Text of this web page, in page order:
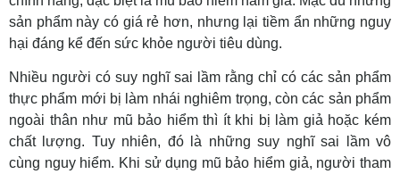
sản phẩm này có giá rẻ hơn, nhưng lại tiềm ẩn những nguy
hại đáng kể đến sức khỏe người tiêu dùng.
Nhiều người có suy nghĩ sai lầm rằng chỉ có các sản phẩm
thực phẩm mới bị làm nhái nghiêm trọng, còn các sản phẩm
ngoài thân như mũ bảo hiểm thì ít khi bị làm giả hoặc kém
chất lượng. Tuy nhiên, đó là những suy nghĩ sai lầm vô
cùng nguy hiểm. Khi sử dụng mũ bảo hiểm giả, người tham